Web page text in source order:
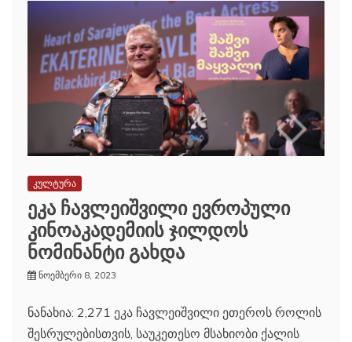
კულტურა
ეკა ჩავლეიშვილი ევროპული
კინოაკადემიის ჯილდოს
ნომინანტი გახდა
ნოემბერი 8, 2023
ნანახია: 2,271 ეკა ჩავლეიშვილი ეთეროს როლის
შესრულებისთვის, საუკეთესო მსახიობი ქალის